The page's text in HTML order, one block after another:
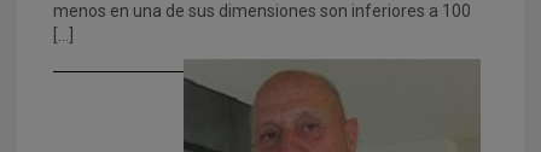
menos en una de sus dimensiones son inferiores a 100
[…]